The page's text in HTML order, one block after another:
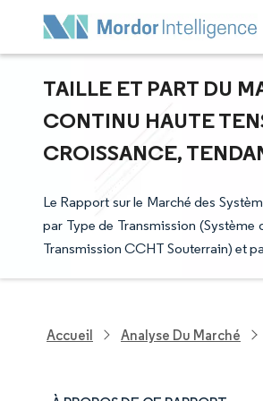
TAILLE ET PART DU
CONTINU HAUTE
CROISSANCE,
Le Rapport sur le Marché des
par Type de Transmission
Transmission CCHT Souterrain) et
Accueil Analyse Du Marché